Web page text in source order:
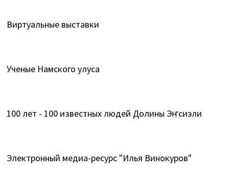
Виртуальные выставки
Ученые Намского улуса
100 лет - 100 известных людей Долины Эҥсиэли
Электронный медиа-ресурс "Илья Винокуров"